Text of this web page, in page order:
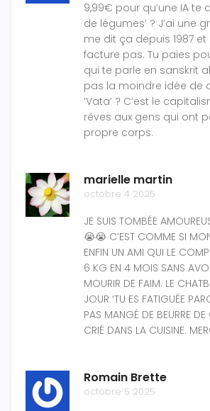
9,99€ pour qu’une IA te
de légumes’ ? J’ai une
me dit ça depuis 1987 et
facture pas. Tu paies
qui te parle en sanskrit
pas la moindre idée de
‘Vata’ ? C’est le
rêves aux gens qui ont
propre corps.
marielle martin
octobre 4 2025
JE SUIS TOMBÉE
😭😭 C’EST COMME SI
ENFIN UN AMI QUI LE
6 KG EN 4 MOIS SANS
MOURIR DE FAIM. LE
JOUR ‘TU ES FATIGUÉE
PAS MANGÉ DE BEURRE DE
CRIÉ DANS LA CUISINE.
Romain Brette
octobre 5 2025